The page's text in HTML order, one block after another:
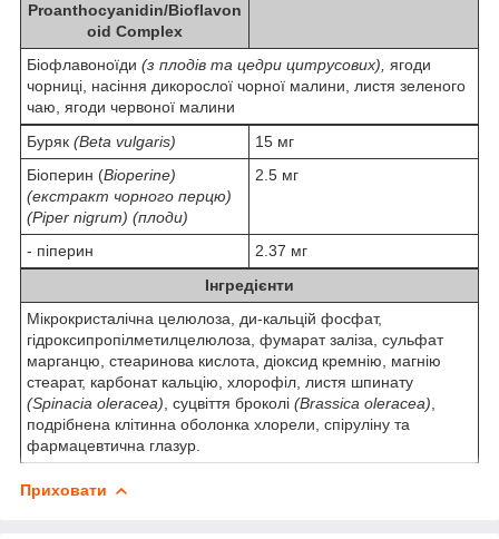
Proanthocyanidin/Bioflavon
oid Complex
Біофлавоноїди (з плодів та цедри цитрусових), ягоди
чорниці, насіння дикорослої чорної малини, листя зеленого
чаю, ягоди червоної малини
Буряк (Beta vulgaris)
15 мг
Біоперин (Bioperine)
(екстракт чорного перцю)
(Piper nigrum) (плоди)
2.5 мг
- піперин
2.37 мг
Інгредієнти
Мікрокристалічна целюлоза, ди-кальцій фосфат,
гідроксипропілметилцелюлоза, фумарат заліза, сульфат
марганцю, стеаринова кислота, діоксид кремнію, магнію
стеарат, карбонат кальцію, хлорофіл, листя шпинату
(Spinacia oleracea) , суцвіття броколі (Brassica oleracea)
подрібнена клітинна оболонка хлорели, спіруліну та
фармацевтична глазур.
Приховати